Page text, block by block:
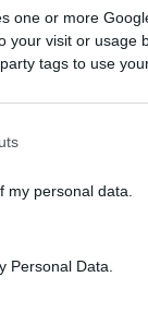
one or more
your visit or usage
tags to use
my personal data.
Personal Data.
τον
βάσει των
συνέπεια